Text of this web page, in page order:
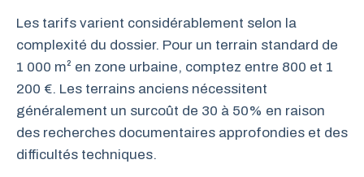
Les tarifs varient considérablement selon la
complexité du dossier. Pour un terrain standard de
1 000 m² en zone urbaine, comptez entre 800 et 1
200 €. Les terrains anciens nécessitent
généralement un surcoût de 30 à 50% en raison
des recherches documentaires approfondies et des
difficultés techniques.